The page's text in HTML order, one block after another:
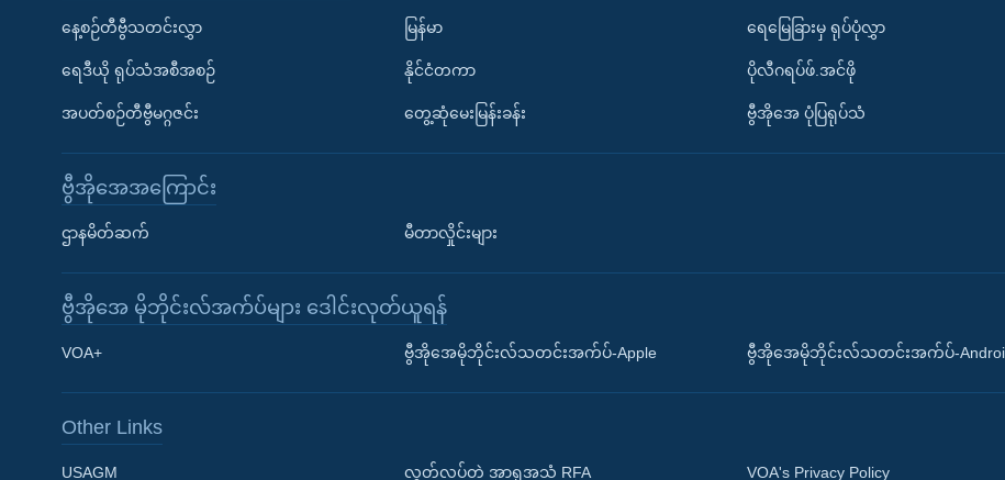
Learning English
နေ့စဉ်တီဗွီသတင်းလွှာ
ရေဒီယို ရုပ်သံအစီအစဉ်
အပတ်စဉ်တီဗွီမဂ္ဂဇင်း
မြန်မာ
နိုင်ငံတကာ
တွေ့ဆုံမေးမြန်းခန်း
ရေမြေခြားမှ ရုပ်ပုံလွှာ
ပိုလီဂရပ်ဖ်.အင်ဖို
ဗွီအိုအေ ပုံပြရုပ်သံ
ဗွီအိုအေအကြောင်း
ဌာနမိတ်ဆက် မီတာလှိုင်းများ
ဗွီအိုအေ မိုဘိုင်းလ်အက်ပ်များ ဒေါင်းလုတ်ယူရန်
VOA+ ဗွီအိုအေမိုဘိုင်းလ်သတင်းအက်ပ်-Apple ဗွီအိုအေမိုဘိုင်းလ်သတင်းအက်ပ်-
Other Links
USAGM လွတ်လပ်တဲ့ အာရှအသံ RFA VOA's Privacy Policy